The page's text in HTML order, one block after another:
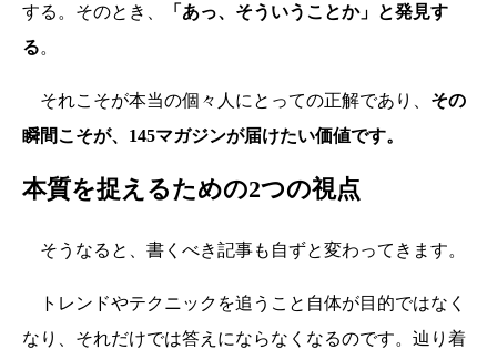
する。そのとき、
「あっ、そういうことか」と発見す
る。
それこそが本当の個々人にとっての正解であり、 その
瞬間こそが、145マガジンが届けたい価値です。
本質を捉えるための2つの視点
そうなると、書くべき記事も自ずと変わってきます。
トレンドやテクニックを追うこと自体が目的ではなく
なり、それだけでは答えにならなくなるのです。辿り着